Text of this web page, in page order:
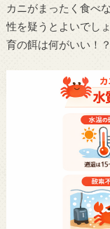
カニがまったく食べ
性を疑うとよいでし
育の餌は何がいい！